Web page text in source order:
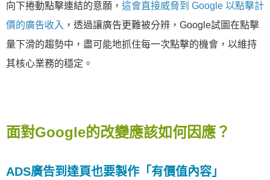
向下捲動點擊連結的意願， 這會直接威脅到 Google 以點擊計
價的廣告收入 ，透過讓廣告更難被分辨，Google試圖在點擊
量下滑的趨勢中，盡可能地抓住每一次點擊的機會，以維持
其核心業務的穩定。
面對Google的改變應該如何因應？
ADS廣告到達頁也要製作「有價值內容」